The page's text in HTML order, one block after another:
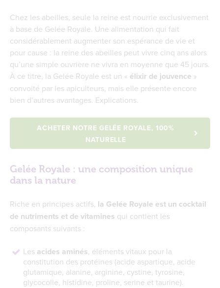
Comment la Gelée Royale est-elle
récoltée ?
Les étapes de la récolte de la Gelée Royale
Quels sont les bienfaits de la Gelée Royale ?
La Gelée Royale comme anti-âge naturel ?
Cure de Gelée Royale : quand démarrer une
cure et à quelle fréquence ?
d’un produit à l’autre ?
Chez les abeilles, seule la reine est nourrie exclusivement
à base de Gelée Royale. Une alimentation qui fait
considérablement augmenter son espérance de vie et
pour cause : la reine des abeilles peut vivre cinq ans alors
qu’une simple ouvrière ne vivra en moyenne que 45 jours.
À ce titre, la Gelée Royale est un « élixir de jouvence »
convoité par les apiculteurs, mais elle présente encore
bien d’autres avantages. Explications.
ACHETER NOTRE GELÉE ROYALE, 100%
NATURELLE
Gelée Royale : une composition unique
dans la nature
Riche en principes actifs, la Gelée Royale est un cocktail
de nutriments et de vitamines qui contient les
composants suivants :
Les acides aminés, éléments vitaux pour la
constitution des protéines (acide aspartique, acide
glutamique, alanine, arginine, cystine, tyrosine,
glycocolle, histidine, proline, serine et taurine).